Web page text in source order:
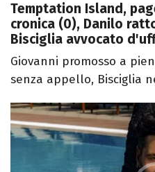
Temptation Island,
cronica (0), Danilo
Bisciglia avvocato
Giovanni promosso a
senza appello, Bisciglia